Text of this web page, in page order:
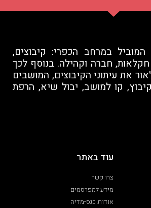
במרחב הכפרי: קיבוצים,
חברה וקהילה. בנוסף לכך
את עיתוני הקיבוצים, המושבים
קו למושב, יבול שיא, הרפת
עוד באתר
צרו קשר
מידע למפרסמים
אודות כנס-מדיה